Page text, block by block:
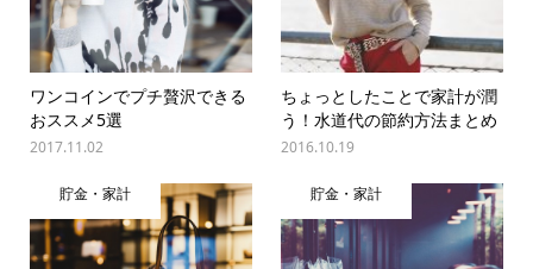
ワンコインでプチ贅沢できる
おススメ5選
2017.11.02
ちょっとしたことで家計が潤
う！水道代の節約方法まとめ
2016.10.19
貯金・家計 貯金・家計